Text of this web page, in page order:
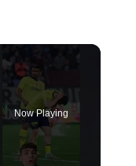
Now Playing